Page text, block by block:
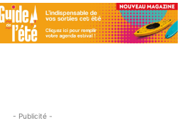
- Publicité -